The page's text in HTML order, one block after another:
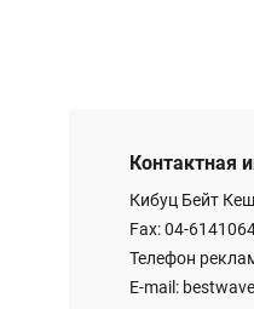
Контактная
Кибуц Бейт
Fax: 04-
Телефон
E-mail: